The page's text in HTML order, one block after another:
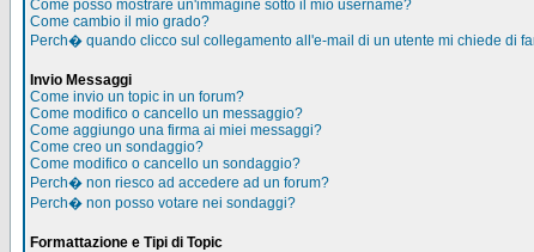
Come posso mostrare un'immagine sotto il mio username?
Come cambio il mio grado?
Perch� quando clicco sul collegamento all'e-mail di un utente mi chiede di
Invio Messaggi
Come invio un topic in un forum?
Come modifico o cancello un messaggio?
Come aggiungo una firma ai miei messaggi?
Come creo un sondaggio?
Come modifico o cancello un sondaggio?
Perch� non riesco ad accedere ad un forum?
Perch� non posso votare nei sondaggi?
Formattazione e Tipi di Topic